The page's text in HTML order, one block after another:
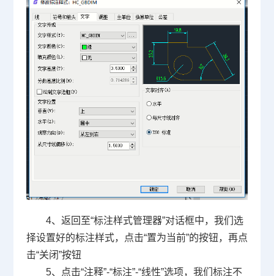
4、返回至“标注样式管理器”对话框中，我们选
择设置好的标注样式，点击“置为当前”的按钮，再点
击“关闭”按钮
5、点击“注释”-“标注”-“线性”选项，我们标注不